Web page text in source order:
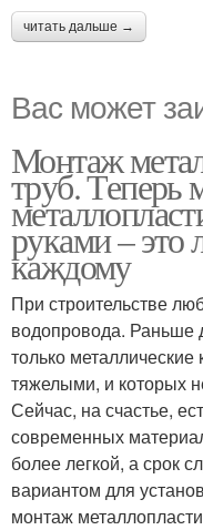
читать дальше →
Вас может
Монтаж
труб. Теперь
руками – это
каждому
При строительстве
водопровода. Раньше
только
тяжелыми, и которых
Сейчас, на счастье,
современных
более легкой, а срок
вариантом для
монтаж